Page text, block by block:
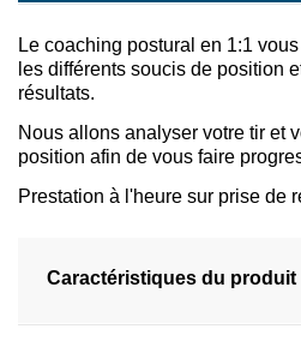
Le coaching postural en 1:1
les différents soucis de position
résultats.
Nous allons analyser votre tir et
position afin de vous faire
Prestation à l'heure sur prise de
Caractéristiques du produit